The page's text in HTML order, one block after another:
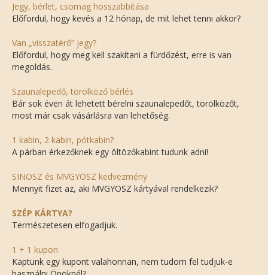
Jegy, bérlet, csomag hosszabbítása
Előfordul, hogy kevés a 12 hónap, de mit lehet tenni akkor?
Van „visszatérő” jegy?
Előfordul, hogy meg kell szakítani a fürdőzést, erre is van
megoldás.
Szaunalepedő, törölköző bérlés
Bár sok éven át lehetett bérelni szaunalepedőt, törölközőt,
most már csak vásárlásra van lehetőség.
1 kabin, 2 kabin, pótkabin?
A párban érkezőknek egy öltözőkabint tudunk adni!
SINOSZ és MVGYOSZ kedvezmény
Mennyit fizet az, aki MVGYOSZ kártyával rendelkezik?
SZÉP KÁRTYA?
Természetesen elfogadjuk.
1 + 1 kupon
Kaptunk egy kupont valahonnan, nem tudom fel tudjuk-e